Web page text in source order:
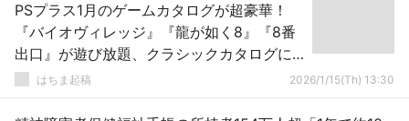
PSプラス1月のゲームカタログが超豪華！
『バイオヴィレッジ』『龍が如く8』『8番
出口』が遊び放題、クラシックカタログに
初代PS版『リッジレーサー』も登場！
はちま起稿 2026/1/15(Th) 13:30